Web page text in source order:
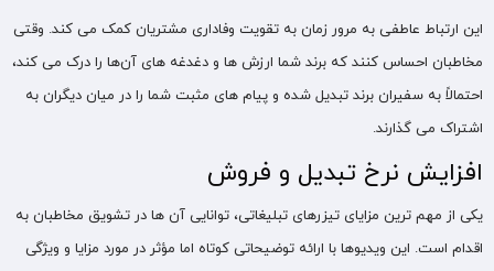
این ارتباط عاطفی به مرور زمان به تقویت وفاداری مشتریان کمک می کند. وقتی
مخاطبان احساس کنند که برند شما ارزش ‌ها و دغدغه های آن‌ها را درک می کند،
احتمالاً به سفیران برند تبدیل شده و پیام های مثبت شما را در میان دیگران به
اشتراک می گذارند.
افزایش نرخ تبدیل و فروش
یکی از مهم ‌ترین مزایای تیزرهای تبلیغاتی، توانایی آن ‌ها در تشویق مخاطبان به
اقدام است. این ویدیوها با ارائه توضیحاتی کوتاه اما مؤثر در مورد مزایا و ویژگی